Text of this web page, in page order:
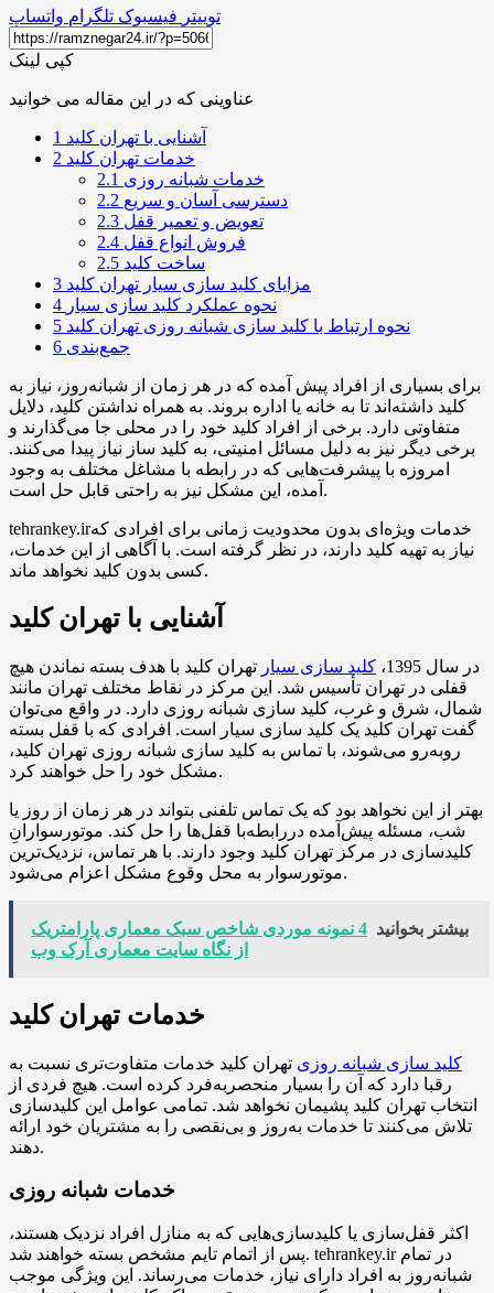
توییتر فیسبوک تلگرام واتساپ
کپی لینک
عناوینی که در این مقاله می خوانید
1 آشنایی با تهران کلید
2 خدمات تهران کلید
2.1 خدمات شبانه روزی
2.2 دسترسی آسان و سریع
2.3 تعویض و تعمیر قفل
2.4 فروش انواع قفل
2.5 ساخت کلید
3 مزایای کلید سازی سیار تهران کلید
4 نحوه عملکرد کلید سازی سیار
5 نحوه ارتباط با کلید سازی شبانه روزی تهران کلید
6 جمع‌بندی
برای بسیاری از افراد پیش آمده که در هر زمان از شبانه‌روز، نیاز به
کلید داشته‌اند تا به خانه یا اداره بروند. به همراه نداشتن کلید، دلایل
متفاوتی دارد. برخی از افراد کلید خود را در محلی جا می‌‌گذارند و
برخی دیگر نیز به دلیل مسائل امنیتی، به کلید ساز نیاز پیدا می‌کنند.
امروزه با پیشرفت‌هایی که در رابطه با مشاغل مختلف به وجود
آمده، این مشکل نیز به راحتی قابل حل است.
tehrankey.irخدمات ویژه‌ای بدون محدودیت زمانی برای افرادی که
نیاز به تهیه کلید دارند، در نظر گرفته است. با آگاهی از این خدمات،
کسی بدون کلید نخواهد ماند.
آشنایی با تهران کلید
در سال 1395، کلید سازی سیار تهران کلید با هدف بسته نماندن هیچ
قفلی در تهران تأسیس شد. این مرکز در نقاط مختلف تهران مانند
شمال، شرق و غرب، کلید سازی شبانه روزی دارد. در واقع می‌توان
گفت تهران کلید یک کلید سازی سیار است. افرادی که با قفل بسته
رو‌به‌رو می‌شوند، با تماس به کلید سازی شبانه روزی تهران کلید،
مشکل خود را حل خواهند کرد.
بهتر از این نخواهد بود که یک تماس تلفنی بتواند در هر زمان از روز یا
شب، مسئله پیش‌آمده دررابطه‌با قفل‌ها را حل کند. موتورسوارانِ
کلیدسازی در مرکز تهران کلید وجود دارند. با هر تماس، نزدیک‌ترین
موتورسوار به محل وقوع مشکل اعزام می‌شود.
بیشتر بخوانید
4 نمونه موردی شاخص سبک معماری پارامتریک
از نگاه سایت معماری آرک وب
خدمات تهران کلید
کلید سازی شبانه روزی تهران کلید خدمات متفاوت‌تری نسبت به
رقبا دارد که آن را بسیار منحصربه‌فرد کرده است. هیچ فردی از
انتخاب تهران کلید پشیمان نخواهد شد. تمامی عوامل این کلیدسازی
تلاش می‌کنند تا خدمات به‌روز و بی‌نقصی را به مشتریان خود ارائه
دهند.
خدمات شبانه روزی
اکثر قفل‌سازی یا کلید‌سازی‌هایی که به منازل افراد نزدیک هستند،
پس از اتمام تایم مشخص بسته خواهند شد. tehrankey.ir در تمام
شبانه‌روز به افراد دارای نیاز، خدمات می‌رساند. این ویژگی موجب